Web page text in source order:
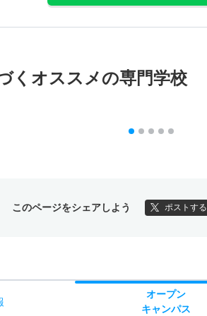
く オススメの専門学校
このページをシェアしよう ポストする
オープン
キャンパス